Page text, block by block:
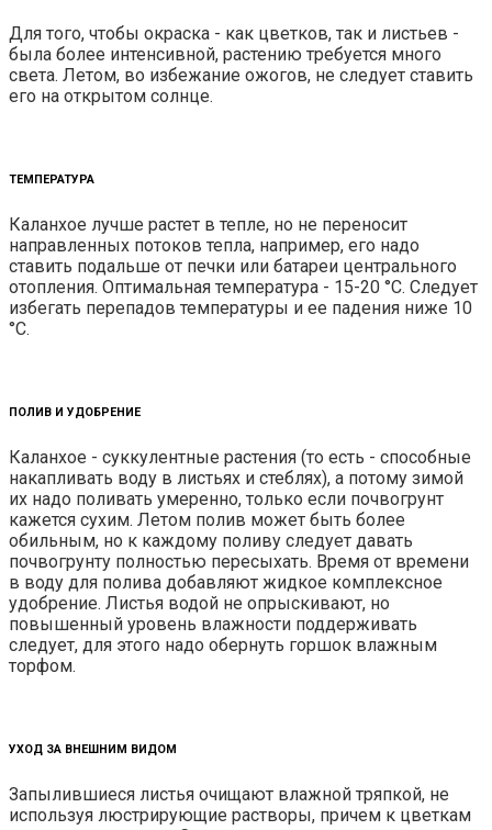
Для того, чтобы окраска - как цветков, так и листьев -
была более интенсивной, растению требуется много
света. Летом, во избежание ожогов, не следует ставить
его на открытом солнце.
ТЕМПЕРАТУРА
Каланхое лучше растет в тепле, но не переносит
направленных потоков тепла, например, его надо
ставить подальше от печки или батареи центрального
отопления. Оптимальная температура - 15-20 °С. Следует
избегать перепадов температуры и ее падения ниже 10
°С.
ПОЛИВ И УДОБРЕНИЕ
Каланхое - суккулентные растения (то есть - способные
накапливать воду в листьях и стеблях), а потому зимой
их надо поливать умеренно, только если почвогрунт
кажется сухим. Летом полив может быть более
обильным, но к каждому поливу следует давать
почвогрунту полностью пересыхать. Время от времени
в воду для полива добавляют жидкое комплексное
удобрение. Листья водой не опрыскивают, но
повышенный уровень влажности поддерживать
следует, для этого надо обернуть горшок влажным
торфом.
УХОД ЗА ВНЕШНИМ ВИДОМ
Запылившиеся листья очищают влажной тряпкой, не
используя люстрирующие растворы, причем к цветкам